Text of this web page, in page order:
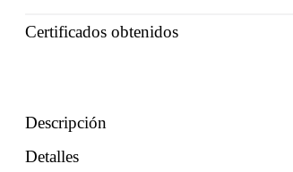
Certificados obtenidos
Descripción
Detalles